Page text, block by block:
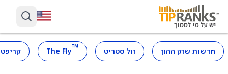
חדשות שוק ההון וול סטריט ™
The Fly